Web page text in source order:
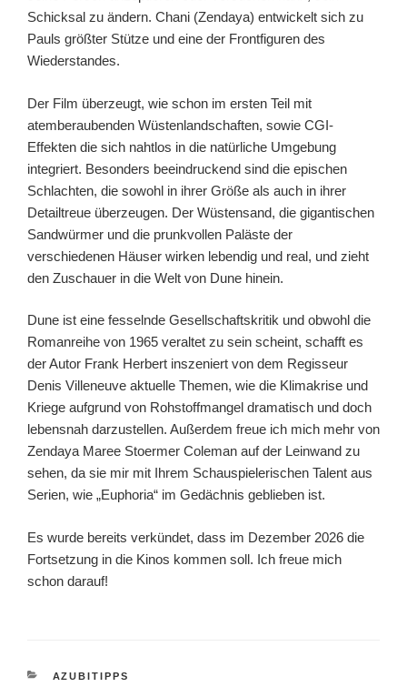
Schicksal zu ändern. Chani (Zendaya) entwickelt sich zu
Pauls größter Stütze und eine der Frontfiguren des
Wiederstandes.
Der Film überzeugt, wie schon im ersten Teil mit
atemberaubenden Wüstenlandschaften, sowie CGI-
Effekten die sich nahtlos in die natürliche Umgebung
integriert. Besonders beeindruckend sind die epischen
Schlachten, die sowohl in ihrer Größe als auch in ihrer
Detailtreue überzeugen. Der Wüstensand, die gigantischen
Sandwürmer und die prunkvollen Paläste der
verschiedenen Häuser wirken lebendig und real, und zieht
den Zuschauer in die Welt von Dune hinein.
Dune ist eine fesselnde Gesellschaftskritik und obwohl die
Romanreihe von 1965 veraltet zu sein scheint, schafft es
der Autor Frank Herbert inszeniert von dem Regisseur
Denis Villeneuve aktuelle Themen, wie die Klimakrise und
Kriege aufgrund von Rohstoffmangel dramatisch und doch
lebensnah darzustellen. Außerdem freue ich mich mehr von
Zendaya Maree Stoermer Coleman auf der Leinwand zu
sehen, da sie mir mit Ihrem Schauspielerischen Talent aus
Serien, wie „Euphoria“ im Gedächnis geblieben ist.
Es wurde bereits verkündet, dass im Dezember 2026 die
Fortsetzung in die Kinos kommen soll. Ich freue mich
schon darauf!
KATEGORIEN
AZUBITIPPS